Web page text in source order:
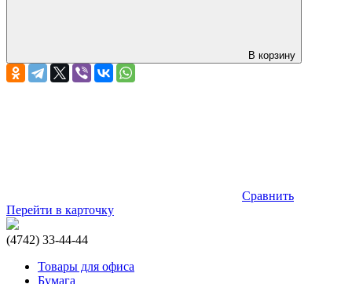
В корзину
Сравнить
Перейти в карточку
(4742) 33-44-44
Товары для офиса
Бумага